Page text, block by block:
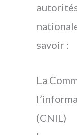
savoir :
La
(CNIL)